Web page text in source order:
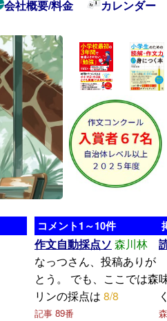
会社概要/料金 カレンダー
コメント1～10件
作文自動採点ソ 森川林
なっつさん、投稿ありが
とう。 でも、ここでは森
リンの採点は 8/8
記事 89番